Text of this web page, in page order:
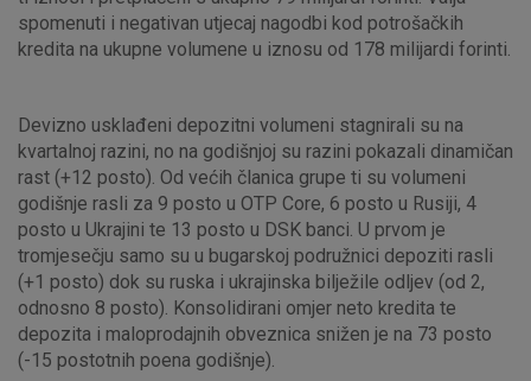
spomenuti i negativan utjecaj nagodbi kod potrošačkih
kredita na ukupne volumene u iznosu od 178 milijardi forinti.
Devizno usklađeni depozitni volumeni stagnirali su na
kvartalnoj razini, no na godišnjoj su razini pokazali dinamičan
rast (+12 posto). Od većih članica grupe ti su volumeni
godišnje rasli za 9 posto u OTP Core, 6 posto u Rusiji, 4
posto u Ukrajini te 13 posto u DSK banci. U prvom je
tromjesečju samo su u bugarskoj podružnici depoziti rasli
(+1 posto) dok su ruska i ukrajinska bilježile odljev (od 2,
odnosno 8 posto). Konsolidirani omjer neto kredita te
depozita i maloprodajnih obveznica snižen je na 73 posto
(-15 postotnih poena godišnje).
Nužni kolačići
Analitički kolačići
Marketinški kolačići
Prihvaćam upotrebu navedenih kolačića
Nužni (tehnički) kolačići - uvijek aktivni
Ovi kolačići nužni su za funkcioniranje internetske stranice i
ne mogu se isključiti u našim sustavima. Uobičajeno se